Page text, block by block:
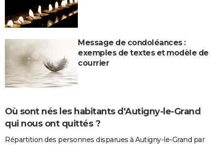
Message de condoléances :
exemples de textes et modèle de
courrier
Où sont nés les habitants d'Autigny-le-Grand
qui nous ont quittés ?
Répartition des personnes disparues à Autigny-le-Grand par